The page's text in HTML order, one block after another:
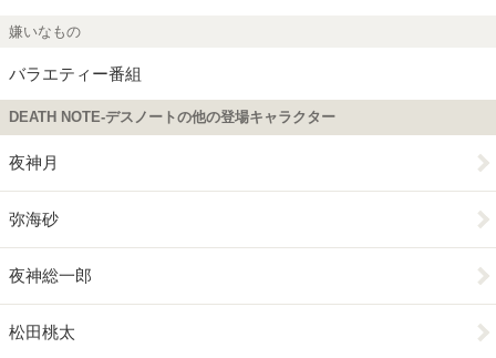
嫌いなもの
バラエティー番組
DEATH NOTE-デスノートの他の登場キャラクター
夜神月
弥海砂
夜神総一郎
松田桃太